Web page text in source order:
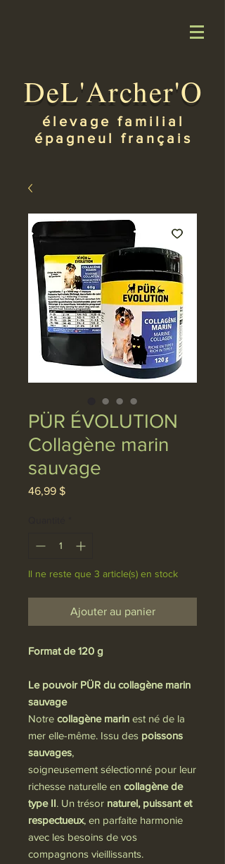
DeL'Archer'O
élevage familial
épagneul français
PÜR ÉVOLUTION
Collagène marin
sauvage
46,99 $Prix
Il ne reste que 3 article(s) en stock
Ajouter au panier
Format de 120 g
Le pouvoir PÜR du collagène marin
sauvage
Notre collagène marin est né de la
mer elle-même. Issu des poissons
sauvages,
soigneusement sélectionné pour leur
richesse naturelle en collagène de
type II. Un trésor naturel, puissant et
respectueux, en parfaite harmonie
avec les besoins de vos
compagnons vieillissants.